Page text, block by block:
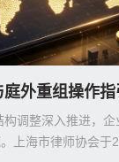
调整深入推进，
上海市律师协会于